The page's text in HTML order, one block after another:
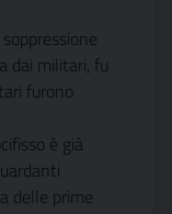
dai militari, fu
furono
è già
delle prime